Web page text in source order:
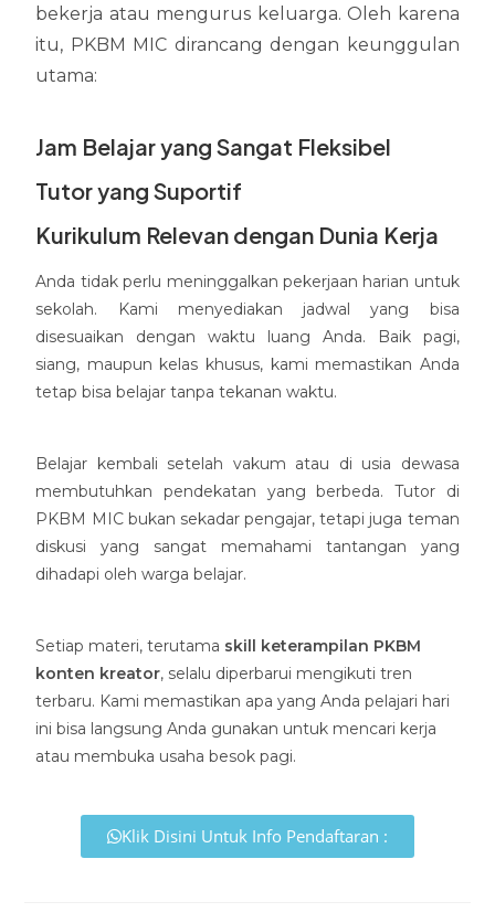
bekerja atau mengurus keluarga. Oleh karena
itu, PKBM MIC dirancang dengan keunggulan
utama:
Jam Belajar yang Sangat Fleksibel
Tutor yang Suportif
Kurikulum Relevan dengan Dunia Kerja
Anda tidak perlu meninggalkan pekerjaan harian untuk
sekolah. Kami menyediakan jadwal yang bisa
disesuaikan dengan waktu luang Anda. Baik pagi,
siang, maupun kelas khusus, kami memastikan Anda
tetap bisa belajar tanpa tekanan waktu.
Belajar kembali setelah vakum atau di usia dewasa
membutuhkan pendekatan yang berbeda. Tutor di
PKBM MIC bukan sekadar pengajar, tetapi juga teman
diskusi yang sangat memahami tantangan yang
dihadapi oleh warga belajar.
Setiap materi, terutama skill keterampilan PKBM
konten kreator, selalu diperbarui mengikuti tren
terbaru. Kami memastikan apa yang Anda pelajari hari
ini bisa langsung Anda gunakan untuk mencari kerja
atau membuka usaha besok pagi.
Klik Disini Untuk Info Pendaftaran :